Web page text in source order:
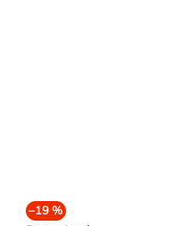
–19 %